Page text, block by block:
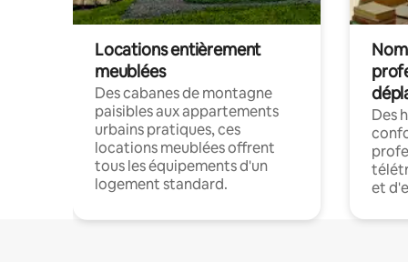
Locations entièrement
meublées
Des cabanes de montagne
paisibles aux appartements
urbains pratiques, ces
locations meublées offrent
tous les équipements d'un
logement standard.
Des
et